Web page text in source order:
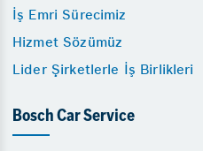
İş Emri Sürecimiz
Hizmet Sözümüz
Lider Şirketlerle İş Birlikleri
Bosch Car Service